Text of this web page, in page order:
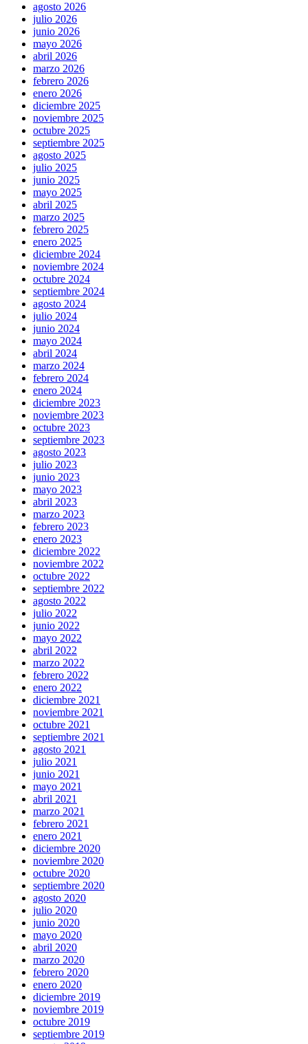
agosto 2026
julio 2026
junio 2026
mayo 2026
abril 2026
marzo 2026
febrero 2026
enero 2026
diciembre 2025
noviembre 2025
octubre 2025
septiembre 2025
agosto 2025
julio 2025
junio 2025
mayo 2025
abril 2025
marzo 2025
febrero 2025
enero 2025
diciembre 2024
noviembre 2024
octubre 2024
septiembre 2024
agosto 2024
julio 2024
junio 2024
mayo 2024
abril 2024
marzo 2024
febrero 2024
enero 2024
diciembre 2023
noviembre 2023
octubre 2023
septiembre 2023
agosto 2023
julio 2023
junio 2023
mayo 2023
abril 2023
marzo 2023
febrero 2023
enero 2023
diciembre 2022
noviembre 2022
octubre 2022
septiembre 2022
agosto 2022
julio 2022
junio 2022
mayo 2022
abril 2022
marzo 2022
febrero 2022
enero 2022
diciembre 2021
noviembre 2021
octubre 2021
septiembre 2021
agosto 2021
julio 2021
junio 2021
mayo 2021
abril 2021
marzo 2021
febrero 2021
enero 2021
diciembre 2020
noviembre 2020
octubre 2020
septiembre 2020
agosto 2020
julio 2020
junio 2020
mayo 2020
abril 2020
marzo 2020
febrero 2020
enero 2020
diciembre 2019
noviembre 2019
octubre 2019
septiembre 2019